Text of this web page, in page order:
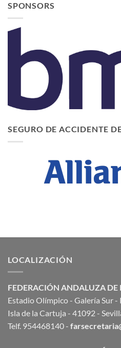
SPONSORS
SEGURO DE ACCIDENTE
LOCALIZACIÓN
FEDERACIÓN ANDALUZA DE
Estadio Olímpico - Galería Sur -
Isla de la Cartuja - 41092 -
Telf. 954468140 -